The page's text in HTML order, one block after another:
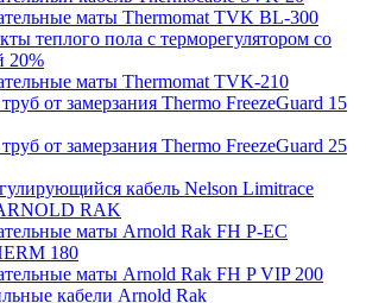
маты Thermomat TVK BL-300
теплого пола с терморегулятором со
20%
маты Thermomat TVK-210
от замерзания Thermo FreezeGuard 15
от замерзания Thermo FreezeGuard 25
кабель Nelson Limitrace
RAK
маты Arnold Rak FH P-EC
180
маты Arnold Rak FH P VIP 200
кабели Arnold Rak